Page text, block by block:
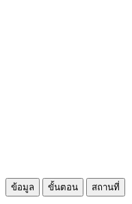
ข้อมูล ขั้นตอน สถานที่